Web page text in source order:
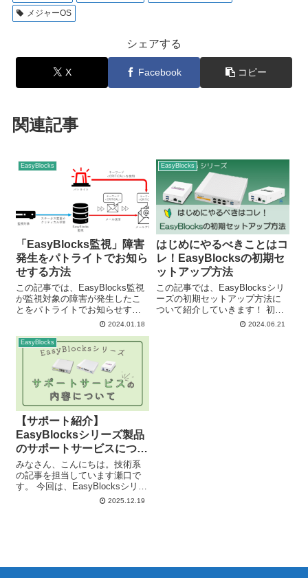
メジャーOS
シェアする
X Facebook コピー
関連記事
EasyBlocks
「EasyBlocks監視」障害
発生をパトライトでお知ら
せする方法
この記事では、EasyBlocks監視
が監視対象の障害が発生したこ
とをパトライトでお知らせする
方法について紹介していきま
ていただいている際に、 監視結
果をパトライトでお知らせでき
るの？ パトライトを光...
2024.01.18
EasyBlocks
はじめにやるべきことはコ
レ！EasyBlocksの初期セ
ットアップ方法
この記事では、EasyBlocksシリ
ーズの初期セットアップ方法に
ついて紹介していきます！ 初期
セットアップは、EasyBlocksで
2024.06.21
EasyBlocks
【サポート紹介】
EasyBlocksシリーズ製品
のサポートサービスについ
て
みなさん、こんにちは。技術系
の記事を担当しています瀬口で
す。 今回は、EasyBlocksシリー
ズのサポートサービス内容につ
2025.12.19